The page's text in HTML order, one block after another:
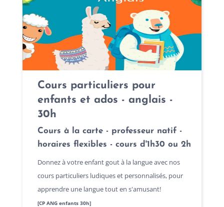
Cours particuliers pour
enfants et ados - anglais -
30h
Cours à la carte - professeur natif -
horaires flexibles - cours d'1h30 ou 2h
Donnez à votre enfant gout à la langue avec nos
cours particuliers ludiques et personnalisés, pour
apprendre une langue tout en s'amusant!
[CP ANG enfants 30h]